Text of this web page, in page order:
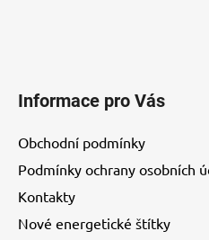
Informace pro Vás
Obchodní podmínky
Podmínky ochrany osobních
Kontakty
Nové energetické štítky